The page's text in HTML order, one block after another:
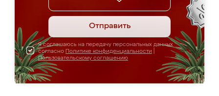
Отправить
Я соглашаюсь на передачу персональных данных
согласно Политике конфиденциальности
Пользовательскому соглашению